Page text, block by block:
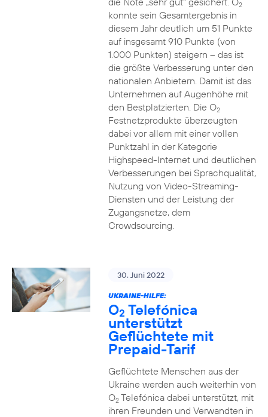
2
konnte sein Gesamtergebnis in
diesem Jahr deutlich um 51 Punkte
auf insgesamt 910 Punkte (von
1.000 Punkten) steigern – das ist
die größte Verbesserung unter den
nationalen Anbietern. Damit ist das
Unternehmen auf Augenhöhe mit
den Bestplatzierten. Die O2
Festnetzprodukte überzeugten
dabei vor allem mit einer vollen
Punktzahl in der Kategorie
Highspeed-Internet und deutlichen
Verbesserungen bei Sprachqualität,
Nutzung von Video-Streaming-
Diensten und der Leistung der
Zugangsnetze, dem
Crowdsourcing.
30. Juni 2022
UKRAINE-HILFE:
O2 Telefónica
unterstützt
Geflüchtete mit
Prepaid-Tarif
Geflüchtete Menschen aus der
Ukraine werden auch weiterhin von
O2Telefónica dabei unterstützt, mit
ihren Freunden und Verwandten in